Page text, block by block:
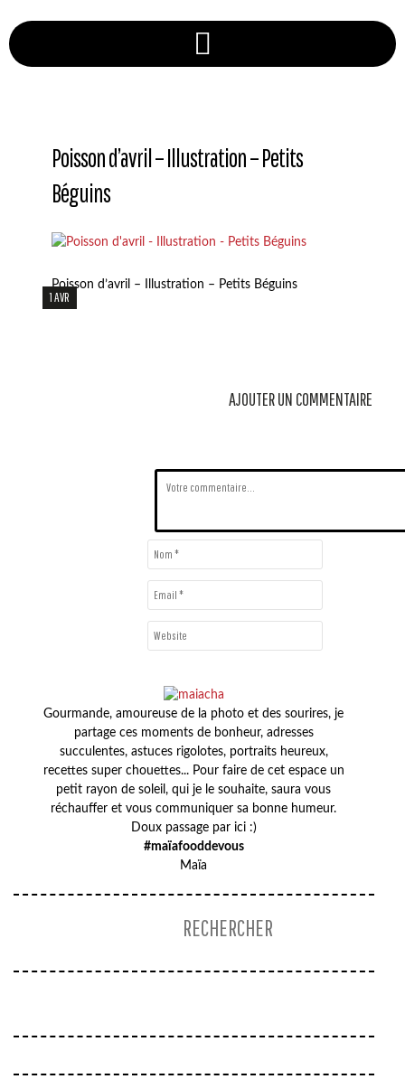
Poisson d’avril – Illustration – Petits
Béguins
1 AVR
Poisson d’avril – Illustration – Petits Béguins
AJOUTER UN COMMENTAIRE
Gourmande, amoureuse de la photo et des sourires, je
partage ces moments de bonheur, adresses
succulentes, astuces rigolotes, portraits heureux,
recettes super chouettes... Pour faire de cet espace un
petit rayon de soleil, qui je le souhaite, saura vous
réchauffer et vous communiquer sa bonne humeur.
Doux passage par ici :)
#maïafooddevous
Maïa